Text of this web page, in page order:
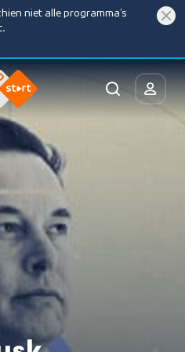
niet alle programma’s